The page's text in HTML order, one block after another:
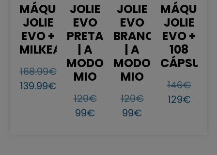
MÁQUINA
JOLIE
EVO +
MILKEASY
168.99€
139.99€
JOLIE
EVO
PRETA
| A
MODO
MIO
120€
99€
JOLIE
EVO
BRANCA
| A
MODO
MIO
120€
99€
JOLIE
EVO +
108
146€
129€